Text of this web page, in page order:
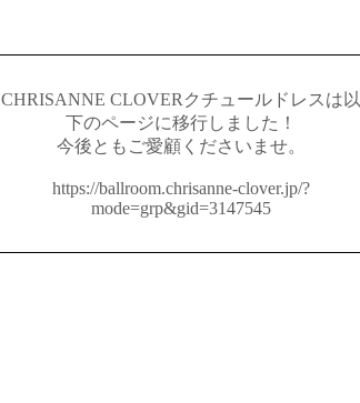
CHRISANNE CLOVERクチュールドレスは以
下のページに移行しました！
今後ともご愛顧くださいませ。
https://ballroom.chrisanne-clover.jp/?
mode=grp&gid=3147545